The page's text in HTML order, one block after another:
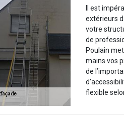
Il est
extérieurs
votre
de
Poulain
mains vos
de
flexible